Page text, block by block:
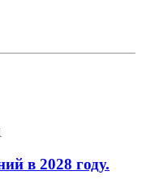
в 2028 году.